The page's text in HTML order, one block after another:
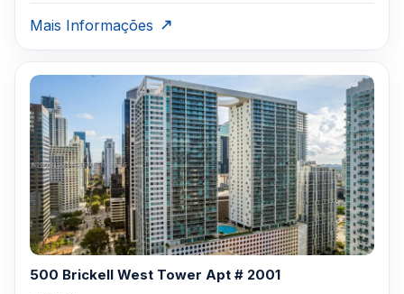
Mais Informações
500 Brickell West Tower Apt # 2001